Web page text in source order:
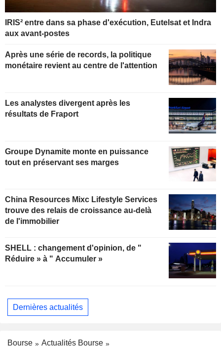
IRIS² entre dans sa phase d'exécution, Eutelsat et Indra
aux avant-postes
Après une série de records, la politique
monétaire revient au centre de l'attention
Les analystes divergent après les
résultats de Fraport
Groupe Dynamite monte en puissance
tout en préservant ses marges
China Resources Mixc Lifestyle Services
trouve des relais de croissance au-delà
de l'immobilier
SHELL : changement d'opinion, de "
Réduire » à " Accumuler »
Dernières actualités
Bourse
Actualités Bourse